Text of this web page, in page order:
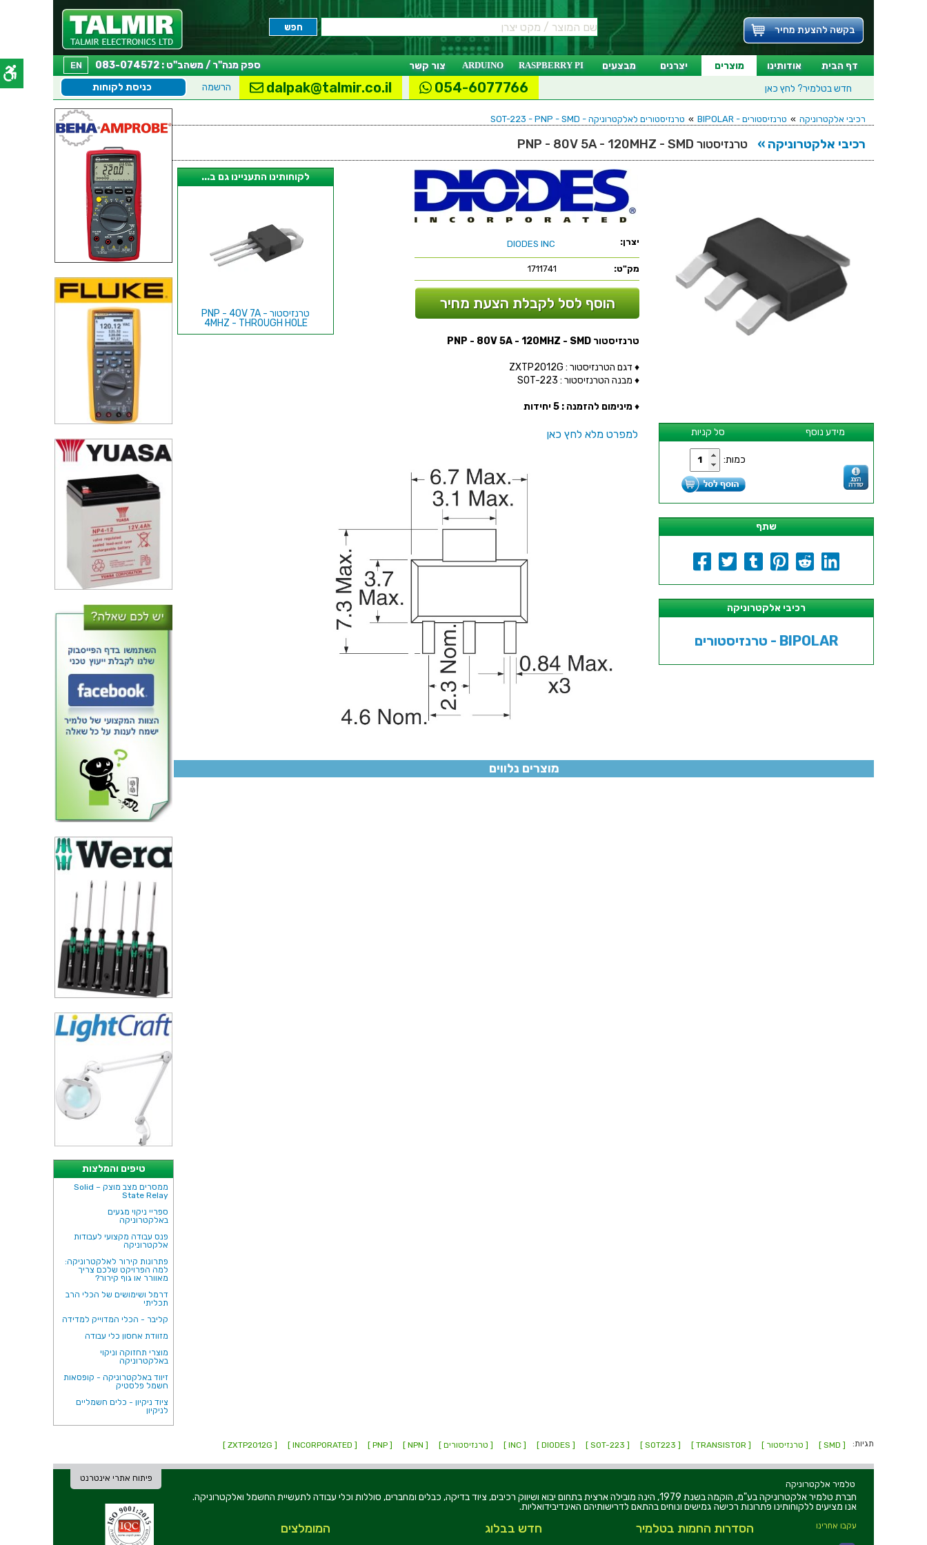
בקשה להצעת מחיר
דף הבית אודותינו מוצרים יצרנים מבצעים RASPBERRY PI
ARDUINO צור קשר EN
ספק מנה"ר / משהב"ט : 083-074572
חדש בטלמיר? לחץ כאן כניסת לקוחות הרשמה dalpak@talmir.co.il 054-6077766
טיפים והמלצות
ממסרים מצב מוצק – Solid
State Relay
ספריי ניקוי מגעים
באלקטרוניקה
פנס עבודה מקצועי לעבודות
אלקטרוניקה
פתרונות קירור לאלקטרוניקה:
למה הפרויקט שלכם צריך
מאוורר או גוף קירור?
דרמל ושימושים של הכלי הרב
תכליתי
קליבר - הכלי המדוייק למדידה
מזוודת אחסון כלי עבודה
מוצרי תחזוקה וניקוי
באלקטרוניקה
זיווד באלקטרוניקה - קופסאות
חשמל פלסטיק
ציוד ניקיון - כלים חשמליים
לניקיון
רכיבי אלקטרוניקה » טרנזיסטורים - BIPOLAR » טרנזיסטורים לאלקטרוניקה - SOT-223 - PNP - SMD
רכיבי אלקטרוניקה » טרנזיסטור PNP - 80V 5A - 120MHZ - SMD
סל קניות מידע נוסף
כמות:
שתף
רכיבי אלקטרוניקה
טרנזיסטורים - BIPOLAR
יצרן: DIODES INC
מק"ט: 1711741
הוסף לסל לקבלת הצעת מחיר
לקוחותינו התעניינו גם ב...
טרנזיסטור PNP - 40V 7A -
4MHZ - THROUGH HOLE
טרנזיסטור PNP - 80V 5A - 120MHZ - SMD
♦ דגם הטרנזיסטור : ZXTP2012G
♦ מבנה הטרנזיסטור : SOT-223
♦מינימום להזמנה : 5 יחידות
למפרט מלא לחץ כאן
מוצרים נלווים
תגיות: [ SMD ] [ טרנזיסטור ] [ TRANSISTOR ]
[ SOT223 ]
[ SOT-223 ]
[ DIODES ]
[ INC ] [ טרנזיסטורים ] [ NPN ]
[ PNP ]
[ INCORPORATED ]
[ ZXTP2012G ]
פיתוח אתרי אינטרנט
טלמיר אלקטרוניקה
חברת טלמיר אלקטרוניקה בע"מ, הוקמה בשנת 1979, הינה מובילה ארצית בתחום יבוא ושיווק רכיבים, ציוד בדיקה, כבלים ומחברים, סוללות וכלי עבודה לתעשיית החשמל ואלקטרוניקה.
אנו מציעים ללקוחותינו פתרונות רכישה גמישים ונוחים בהתאם לדרישותיהם האינדיבידואליות.
עקבו אחרינו המומלצים חדש בבלוג הסדרות החמות בטלמיר